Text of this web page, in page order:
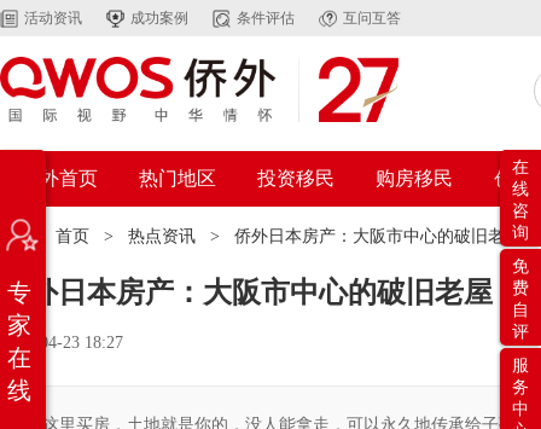
活动资讯 成功案例 条件评估 互问互答
侨外首页 热门地区 投资移民 购房移民 创业
位置： 首页 > 热点资讯 > 侨外日本房产：大阪市中心的破旧老屋
侨外日本房产：大阪市中心的破旧老屋，
2021-04-23 18:27
在这里买房，土地就是你的，没人能拿走，可以永久地传承给子孙后
专
家
在
线
在
线
咨
询
免
费
自
评
服
务
中